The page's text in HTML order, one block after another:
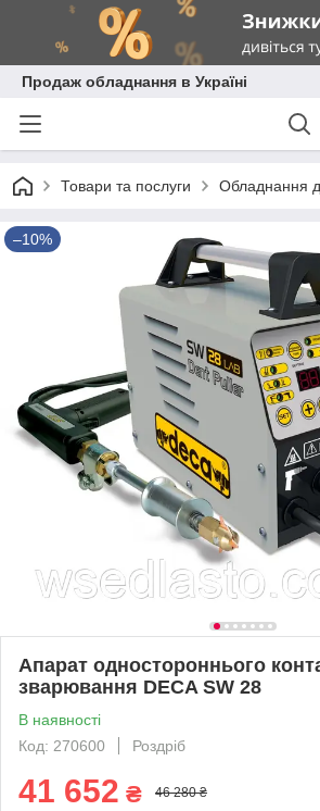
Продаж обладнання в Україні
Товари та послуги Обладнання
–10%
Апарат одностороннього
зварювання DECA SW 28
В наявності
Код: 270600
Роздріб
41 652 ₴ 46 280 ₴